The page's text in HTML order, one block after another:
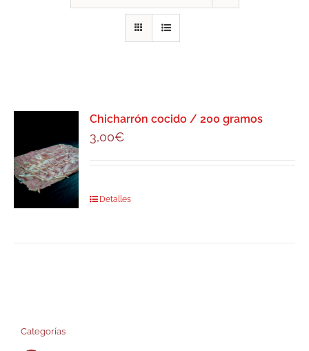
Chicharrón cocido / 200 gramos
3,00€
Detalles
Categorías